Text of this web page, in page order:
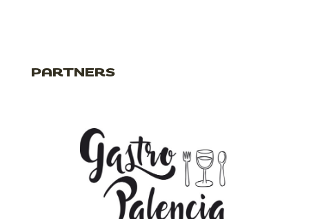
PARTNERS